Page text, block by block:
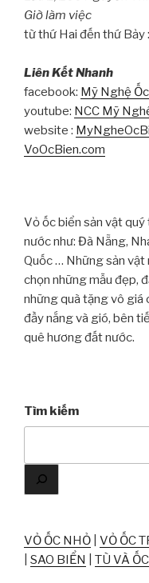
Giờ làm việc
từ thứ Hai đến thứ Bảy
Liên Kết Nhanh
facebook: Mỹ Nghệ
youtube: NCC Mỹ
website :
VoOcBien.com
Vỏ ốc biển sản vật
nước như: Đà Nẵng,
Quốc … Những sản vật
chọn những mẫu đẹp,
những quà tặng vô giá
đầy nắng và gió, bên
quê hương đất nước.
Tìm kiếm
VỎ ỐC NHỎ VỎ ỐC
SAO BIỂN TÙ VÀ